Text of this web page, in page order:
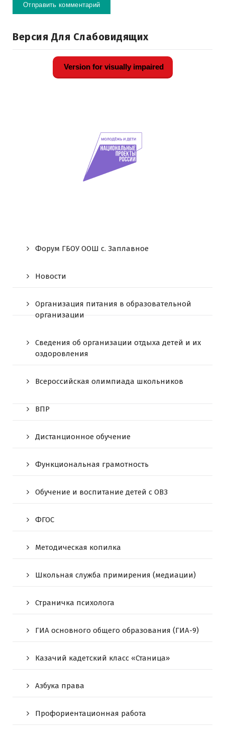
Версия Для Слабовидящих
Version for visually impaired
Форум ГБОУ ООШ c. Заплавное
Новости
Организация питания в образовательной
организации
Сведения об организации отдыха детей и их
оздоровления
Всероссийская олимпиада школьников
ВПР
Дистанционное обучение
Функциональная грамотность
Обучение и воспитание детей с ОВЗ
ФГОС
Методическая копилка
Школьная служба примирения (медиации)
Страничка психолога
ГИА основного общего образования (ГИА-9)
Казачий кадетский класс «Станица»
Азбука права
Профориентационная работа